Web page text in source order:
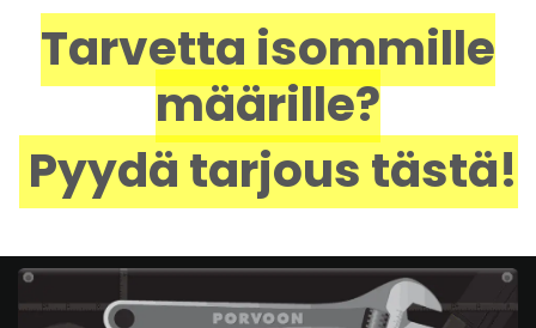
Tarvetta isommille
määrille?
Pyydä tarjous tästä!